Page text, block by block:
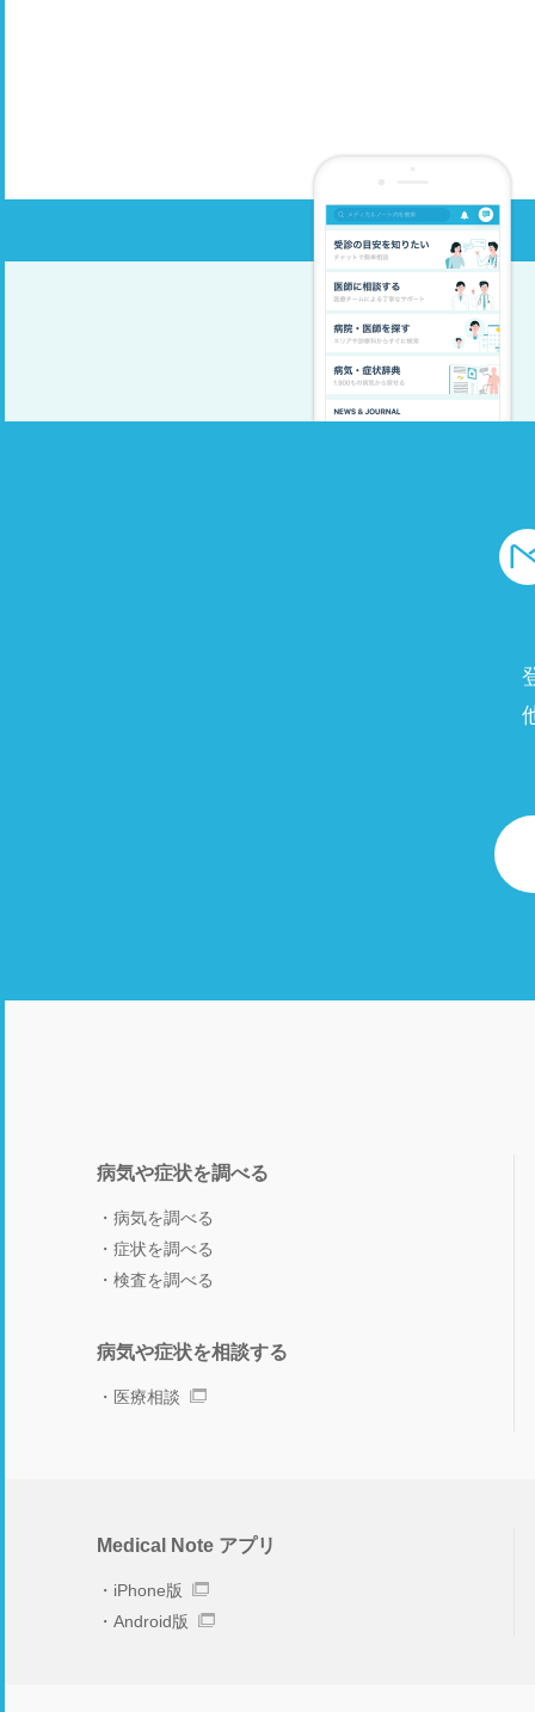
病気や症状を調べる
病気を調べる
症状を調べる
検査を調べる
病気や症状を相談する
医療相談
Medical Note アプリ
iPhone版
Android版